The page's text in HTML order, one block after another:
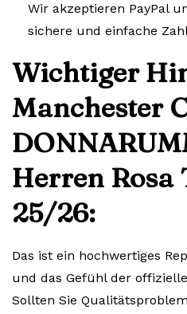
Wir akzeptieren PayPal
sichere und einfache
Wichtiger
Manchester
Herren Rosa
25/26:
Das ist ein hochwertiges
und das Gefühl der
Sollten Sie